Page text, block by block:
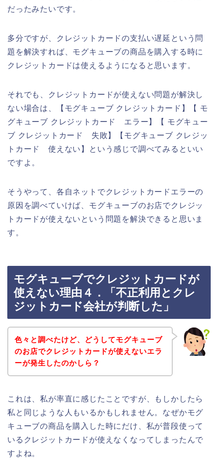
だったみたいです。
多分ですが、クレジットカードの支払い遅延という問
題を解決すれば、モグキューブの商品を購入する時に
クレジットカードは使えるようになると思います。
それでも、クレジットカードが使えない問題が解決し
ない場合は、【モグキューブ クレジットカード】【 モ
グキューブ クレジットカード エラー】【 モグキュー
ブ クレジットカード 失敗】【モグキューブ クレジッ
トカード 使えない】という感じで調べてみるといい
ですよ。
そうやって、各自ネットでクレジットカードエラーの
原因を調べていけば、モグキューブのお店でクレジッ
トカードが使えないという問題を解決できると思いま
す。
モグキューブでクレジットカードが
使えない理由４．「不正利用とクレ
ジットカード会社が判断した」
色々と調べたけど、どうしてモグキューブ
のお店でクレジットカードが使えないエラ
ーが発生したのかしら？
これは、私が率直に感じたことですが、もしかしたら
私と同じような人もいるかもしれません。なぜかモグ
キューブの商品を購入した時にだけ、私が普段使って
いるクレジットカードが使えなくなってしまったんで
すよね。